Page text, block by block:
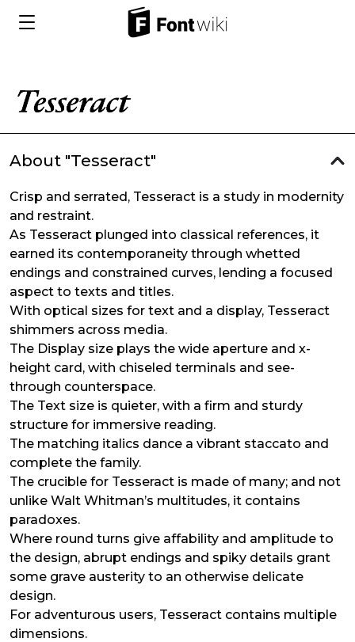
About "Tesseract"
Crisp and serrated, Tesseract is a study in modernity
and restraint.
As Tesseract plunged into classical references, it
earned its contemporaneity through whetted
endings and constrained curves, lending a focused
aspect to texts and titles.
With optical sizes for text and a display, Tesseract
shimmers across media.
The Display size plays the wide aperture and x-
height card, with chiseled terminals and see-
through counterspace.
The Text size is quieter, with a firm and sturdy
structure for immersive reading.
The matching italics dance a vibrant staccato and
complete the family.
The crucible for Tesseract is made of many; and not
unlike Walt Whitman’s multitudes, it contains
paradoxes.
Where round turns give affability and amplitude to
the design, abrupt endings and spiky details grant
some grave austerity to an otherwise delicate
design.
For adventurous users, Tesseract contains multiple
dimensions.